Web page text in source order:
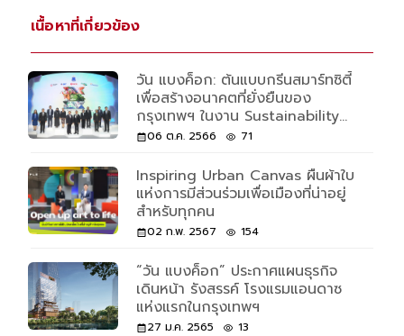
เนื้อหาที่เกี่ยวข้อง
วัน แบงค็อก: ต้นแบบกรีนสมาร์ทซิตี้
เพื่อสร้างอนาคตที่ยั่งยืนของ
กรุงเทพฯ ในงาน Sustainability
Expo 2023
06 ต.ค. 2566 71
Inspiring Urban Canvas ผืนผ้าใบ
แห่งการมีส่วนร่วมเพื่อเมืองที่น่าอยู่
สำหรับทุกคน
02 ก.พ. 2567 154
“วัน แบงค็อก” ประกาศแผนธุรกิจ
เดินหน้า รังสรรค์ โรงแรมแอนดาซ
แห่งแรกในกรุงเทพฯ
27 ม.ค. 2565 13